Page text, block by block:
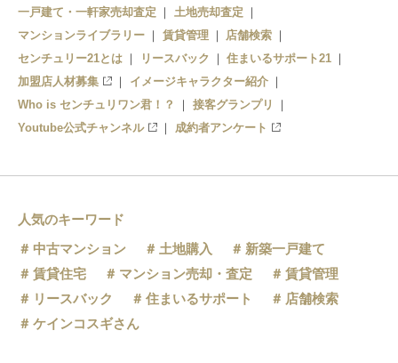
一戸建て・一軒家売却査定
土地売却査定
マンションライブラリー
賃貸管理
店舗検索
センチュリー21とは
リースバック
住まいるサポート21
加盟店人材募集
イメージキャラクター紹介
Who is センチュリワン君！？
接客グランプリ
Youtube公式チャンネル
成約者アンケート
人気のキーワード
中古マンション
土地購入
新築一戸建て
賃貸住宅
マンション売却・査定
賃貸管理
リースバック
住まいるサポート
店舗検索
ケインコスギさん